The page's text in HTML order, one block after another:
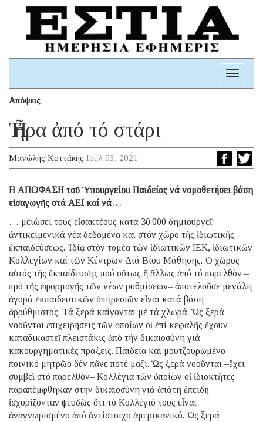
Toggle
Απόψεις
Ἡ ἦρα ἀπό τό στάρι
Μανώλης Κοττάκης Ιούλ 03, 2021
Η ΑΠΟΦΑΣΗ τοῦ Ὑπουργείου Παιδείας νά νομοθετήσει βάση
εἰσαγωγῆς στά ΑΕΙ καί νά…
… μειώσει τούς εἰσακτέους κατά 30.000 δημιουργεῖ
ἀντικειμενικά νέα δεδομένα καί στόν χῶρο τῆς ἰδιωτικῆς
ἐκπαιδεύσεως. Ἰδίᾳ στόν τομέα τῶν ἰδιωτικῶν ΙΕΚ, ἰδιωτικῶν
Κολλεγίων καί τῶν Κέντρων Διά Βίου Μάθησης. Ὁ χῶρος
αὐτός τῆς ἐκπαίδευσης πού οὕτως ἤ ἄλλως ἀπό τό παρελθόν –
πρό τῆς ἐφαρμογῆς τῶν νέων ρυθμίσεων– ἀποτελοῦσε μεγάλη
ἀγορά ἐκπαιδευτικῶν ὑπηρεσιῶν εἶναι κατά βάση
ἀρρύθμιστος. Τά ξερά καίγονται μέ τά χλωρά. Ὡς ξερά
νοοῦνται ἐπιχειρήσεις τῶν ὁποίων οἱ ἐπί κεφαλῆς ἔχουν
καταδικαστεῖ πλειστάκις ἀπό τήν δικαιοσύνη γιά
κακουργηματικές πράξεις. Παιδεία καί μουτζουρωμένο
ποινικό μητρῶο δέν πᾶνε ποτέ μαζί. Ὡς ξερά νοοῦνται –ἔχει
συμβεῖ στό παρελθόν– Κολλέγια τῶν ὁποίων οἱ ἰδιοκτῆτες
παραπέμφθηκαν στήν δικαιοσύνη γιά ἀπάτη ἐπειδή
ἰσχυρίζονταν ψευδῶς ὅτι τό Κολλέγιό τους εἶναι
ἀναγνωρισμένο ἀπό ἀντίστοιχο ἀμερικανικό. Ὡς ξερά